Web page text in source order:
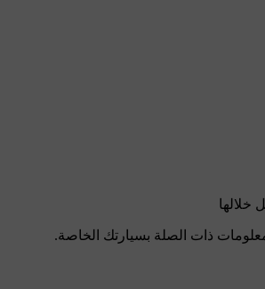
ذات الصلة بسيارتك الخاصة.